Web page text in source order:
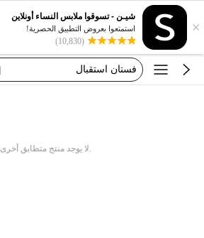
×
شيـن - تسوقوا ملابس النساء أونلاين
استمتعوا بعروض التطبيق الحصرية!
(10,830)
فستان يخفي الكرش
فستان اكمام طويله
فستان استقبال
.لا يوجد منتج متطابق أخرى